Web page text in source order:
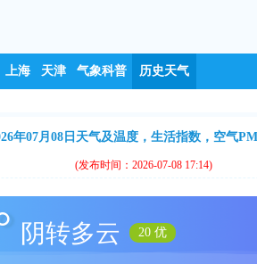
上海 天津 气象科普 历史天气
年07月08日天气及温度，生活指数，空气
(发布时间：2026-07-08 17:14)
阴转多云 20 优